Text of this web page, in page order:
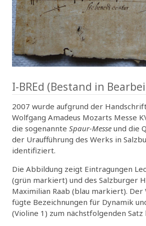
I-BREd (Bestand in
2007 wurde aufgrund der
Wolfgang Amadeus Mozarts Messe
die sogenannte Spaur-Messe und die
der Uraufführung des Werks in
identifiziert.
Die Abbildung zeigt Eintragungen
(grün markiert) und des Salzburger
Maximilian Raab (blau markiert).
fügte Bezeichnungen für Dynamik
(Violine 1) zum nächstfolgenden Satz